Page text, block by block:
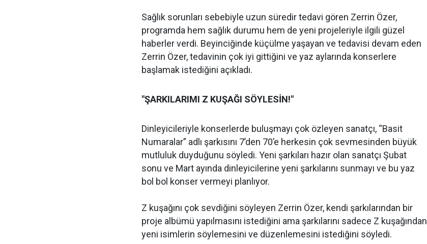
Sağlık sorunları sebebiyle uzun süredir tedavi gören Zerrin Özer,
programda hem sağlık durumu hem de yeni projeleriyle ilgili güzel
haberler verdi. Beyinciğinde küçülme yaşayan ve tedavisi devam eden
Zerrin Özer, tedavinin çok iyi gittiğini ve yaz aylarında konserlere
başlamak istediğini açıkladı.
"ŞARKILARIMI Z KUŞAĞI SÖYLESİN!"
Dinleyicileriyle konserlerde buluşmayı çok özleyen sanatçı, “Basit
Numaralar” adlı şarkısını 7’den 70’e herkesin çok sevmesinden büyük
mutluluk duyduğunu söyledi. Yeni şarkıları hazır olan sanatçı Şubat
sonu ve Mart ayında dinleyicilerine yeni şarkılarını sunmayı ve bu yaz
bol bol konser vermeyi planlıyor.
Z kuşağını çok sevdiğini söyleyen Zerrin Özer, kendi şarkılarından bir
proje albümü yapılmasını istediğini ama şarkılarını sadece Z kuşağından
yeni isimlerin söylemesini ve düzenlemesini istediğini söyledi.